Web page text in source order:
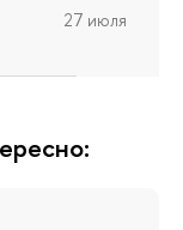
27 июля